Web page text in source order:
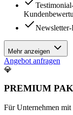
Mehr anzeigen
Angebot anfragen
💎
PREMIUM
Für Unternehmen